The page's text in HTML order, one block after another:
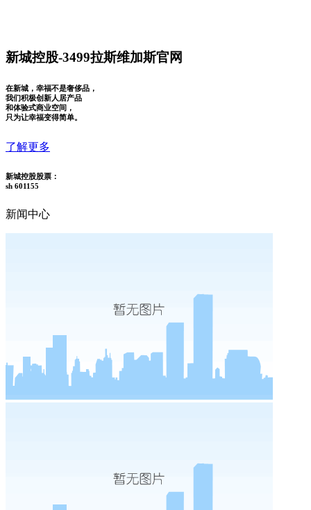
新城控股-3499拉斯维加斯官网
在新城，幸福不是奢侈品，
我们积极创新人居产品
和体验式商业空间，
只为让幸福变得简单。
了解更多
新城控股股票：
sh 601155
新闻中心